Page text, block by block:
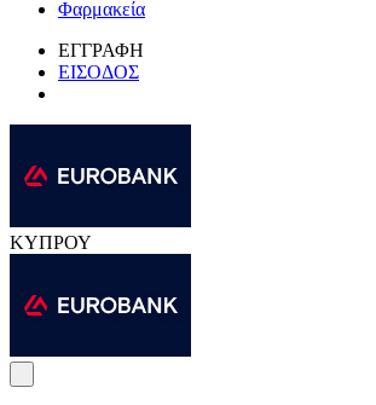
Φαρμακεία
ΕΓΓΡΑΦΗ
ΕΙΣΟΔΟΣ
ΚΥΠΡΟΥ